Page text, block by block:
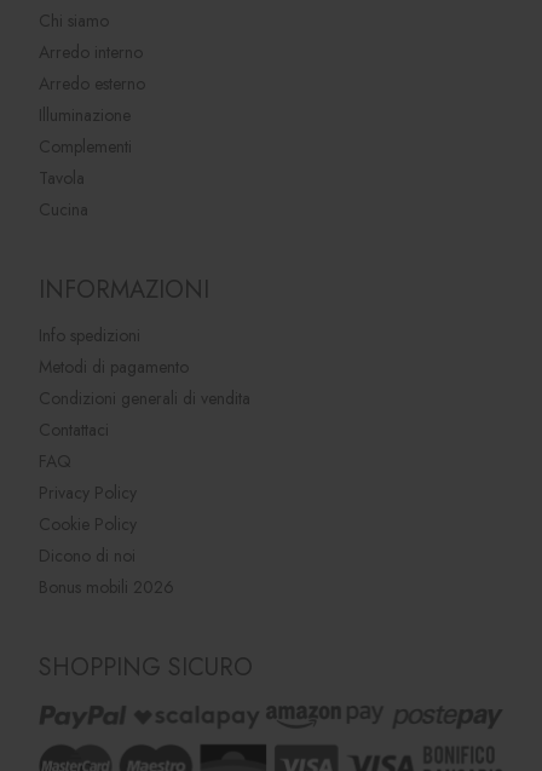
Chi siamo
Arredo interno
Arredo esterno
Illuminazione
Complementi
Tavola
Cucina
INFORMAZIONI
Info spedizioni
Metodi di pagamento
Condizioni generali di vendita
Contattaci
FAQ
Privacy Policy
Cookie Policy
Dicono di noi
Bonus mobili 2026
SHOPPING SICURO